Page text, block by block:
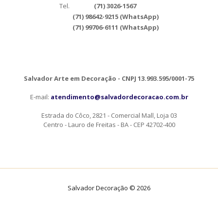
Tel.
(71) 3026-1567
(71) 98642-9215 (WhatsApp)
(71) 99706-6111 (WhatsApp)
Salvador Arte em Decoração - CNPJ 13.993.595/0001-75
E-mail: atendimento@salvadordecoracao.com.br
Estrada do Côco, 2821 - Comercial Mall, Loja 03
Centro - Lauro de Freitas - BA - CEP 42702-400
Salvador Decoração © 2026